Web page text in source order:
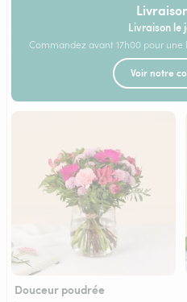
Livraison le
Commandez avant 17h00 pour
Voir notre
Douceur poudrée